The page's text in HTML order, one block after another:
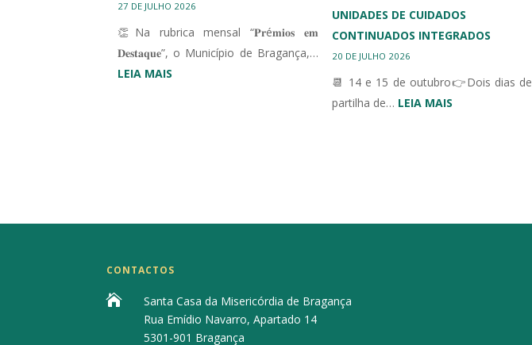
27 DE JULHO 2026
👏Na rubrica mensal “𝐏𝐫é𝐦𝐢𝐨𝐬 𝐞𝐦
𝐃𝐞𝐬𝐭𝐚𝐪𝐮𝐞”, o Município de Bragança,…
LEIA MAIS
UNIDADES DE CUIDADOS
CONTINUADOS INTEGRADOS
20 DE JULHO 2026
📆 14 e 15 de outubro👉Dois dias de
partilha de… LEIA MAIS
DE
CONTACTOS

Santa Casa da Misericórdia de Bragança
Rua Emídio Navarro, Apartado 14
5301-901 Bragança